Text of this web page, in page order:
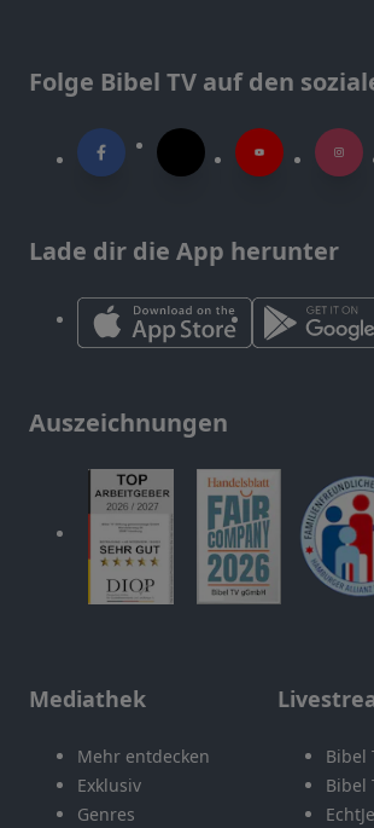
Folge Bibel TV auf den
Lade dir die App herunter
Auszeichnungen
Mediathek
Mehr entdecken
Exklusiv
Genres
Bibel
Bibel